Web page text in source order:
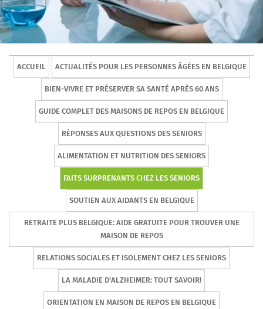
ACCUEIL ACTUALITÉS POUR LES PERSONNES ÂGÉES EN BELGIQUE
BIEN-VIVRE ET PRÉSERVER SA SANTÉ APRÈS 60 ANS
GUIDE COMPLET DES MAISONS DE REPOS EN BELGIQUE
RÉPONSES AUX QUESTIONS DES SENIORS
ALIMENTATION ET NUTRITION DES SENIORS
FAITS SURPRENANTS CHEZ LES SENIORS
SOUTIEN AUX AIDANTS EN BELGIQUE
RETRAITE PLUS BELGIQUE: AIDE GRATUITE POUR TROUVER UNE
MAISON DE REPOS
RELATIONS SOCIALES ET ISOLEMENT CHEZ LES SENIORS
LA MALADIE D'ALZHEIMER: TOUT SAVOIR!
ORIENTATION EN MAISON DE REPOS EN BELGIQUE